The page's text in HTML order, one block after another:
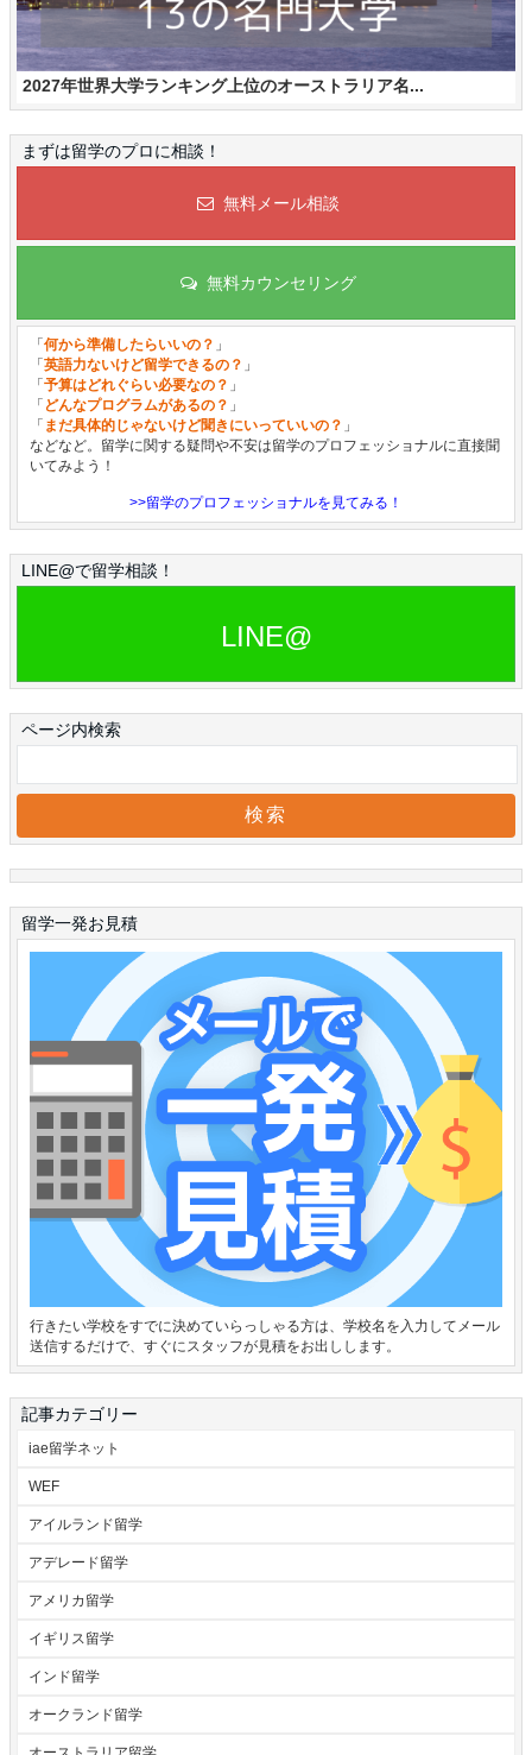
2027年世界大学ランキング上位のオーストラリア名...
まずは留学のプロに相談！
無料メール相談
無料カウンセリング
「 何から準備したらいいの？ 」
「 英語力ないけど留学できるの？ 」
「 予算はどれぐらい必要なの？ 」
「 どんなプログラムがあるの？ 」
「 まだ具体的じゃないけど聞きにいっていいの？ 」
などなど。留学に関する疑問や不安は留学のプロフェッショナルに直接聞
いてみよう！
>>留学のプロフェッショナルを見てみる！
LINE@で留学相談！
LINE@
ページ内検索
留学一発お見積
行きたい学校をすでに決めていらっしゃる方は、学校名を入力してメール
送信するだけで、すぐにスタッフが見積をお出しします。
記事カテゴリー
iae留学ネット
WEF
アイルランド留学
アデレード留学
アメリカ留学
イギリス留学
インド留学
オークランド留学